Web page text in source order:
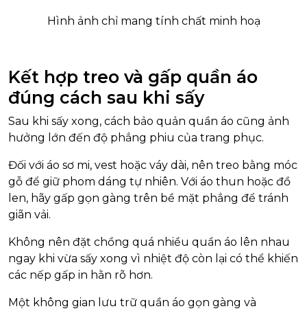
Hình ảnh chỉ mang tính chất minh hoạ
Kết hợp treo và gấp quần áo
đúng cách sau khi sấy
Sau khi sấy xong, cách bảo quản quần áo cũng ảnh
hưởng lớn đến độ phẳng phiu của trang phục.
Đối với áo sơ mi, vest hoặc váy dài, nên treo bằng móc
gỗ để giữ phom dáng tự nhiên. Với áo thun hoặc đồ
len, hãy gấp gọn gàng trên bề mặt phẳng để tránh
giãn vải.
Không nên đặt chồng quá nhiều quần áo lên nhau
ngay khi vừa sấy xong vì nhiệt độ còn lại có thể khiến
các nếp gấp in hằn rõ hơn.
Một không gian lưu trữ quần áo gọn gàng và